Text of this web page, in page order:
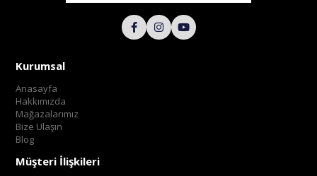
Kurumsal
Anasayfa
Hakkımızda
Mağazalarımız
Bize Ulaşın
Blog
Müşteri İlişkileri